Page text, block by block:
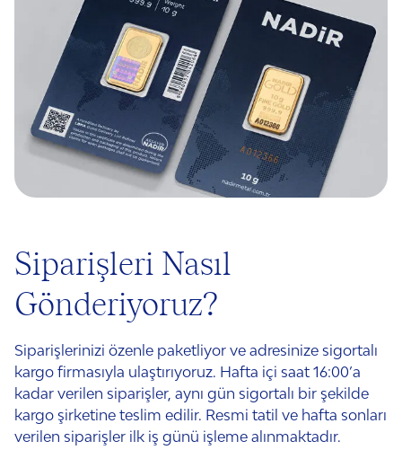
Siparişleri Nasıl
Gönderiyoruz?
Siparişlerinizi özenle paketliyor ve adresinize sigortalı
kargo firmasıyla ulaştırıyoruz. Hafta içi saat 16:00’a
kadar verilen siparişler, aynı gün sigortalı bir şekilde
kargo şirketine teslim edilir. Resmi tatil ve hafta sonları
verilen siparişler ilk iş günü işleme alınmaktadır.